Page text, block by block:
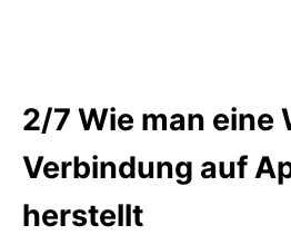
2/7 Wie man eine
Verbindung auf
herstellt